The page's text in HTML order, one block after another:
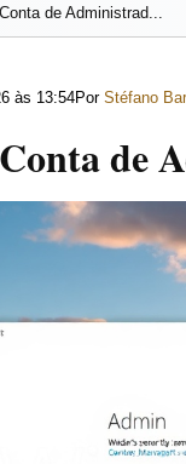
de Administrad...
às 13:54Por Stéfano
de